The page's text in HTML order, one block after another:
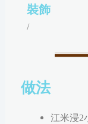
裝飾
/
做法
江米浸2